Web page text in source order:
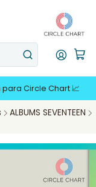
Circle Chart 📈
ALBUMS SEVENTEEN